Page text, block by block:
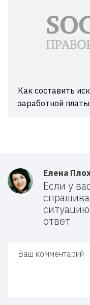
Как составить
заработной
Елена
Если у
ответ